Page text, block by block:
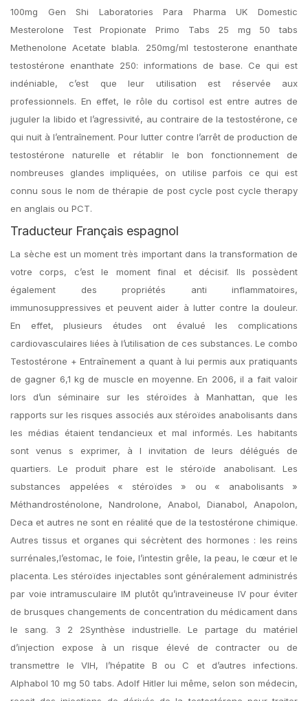
100mg Gen Shi Laboratories Para Pharma UK Domestic
Mesterolone Test Propionate Primo Tabs 25 mg 50 tabs
Methenolone Acetate blabla. 250mg/ml testosterone enanthate
testostérone enanthate 250: informations de base. Ce qui est
indéniable, c’est que leur utilisation est réservée aux
professionnels. En effet, le rôle du cortisol est entre autres de
juguler la libido et l’agressivité, au contraire de la testostérone, ce
qui nuit à l’entraînement. Pour lutter contre l’arrêt de production de
testostérone naturelle et rétablir le bon fonctionnement de
nombreuses glandes impliquées, on utilise parfois ce qui est
connu sous le nom de thérapie de post cycle post cycle therapy
en anglais ou PCT.
Traducteur Français espagnol
La sèche est un moment très important dans la transformation de
votre corps, c’est le moment final et décisif. Ils possèdent
également des propriétés anti inflammatoires,
immunosuppressives et peuvent aider à lutter contre la douleur.
En effet, plusieurs études ont évalué les complications
cardiovasculaires liées à l’utilisation de ces substances. Le combo
Testostérone + Entraînement a quant à lui permis aux pratiquants
de gagner 6,1 kg de muscle en moyenne. En 2006, il a fait valoir
lors d’un séminaire sur les stéroïdes à Manhattan, que les
rapports sur les risques associés aux stéroïdes anabolisants dans
les médias étaient tendancieux et mal informés. Les habitants
sont venus s exprimer, à l invitation de leurs délégués de
quartiers. Le produit phare est le stéroïde anabolisant. Les
substances appelées « stéroïdes » ou « anabolisants »
Méthandrosténolone, Nandrolone, Anabol, Dianabol, Anapolon,
Deca et autres ne sont en réalité que de la testostérone chimique.
Autres tissus et organes qui sécrètent des hormones : les reins
surrénales,l’estomac, le foie, l’intestin grêle, la peau, le cœur et le
placenta. Les stéroïdes injectables sont généralement administrés
par voie intramusculaire IM plutôt qu’intraveineuse IV pour éviter
de brusques changements de concentration du médicament dans
le sang. 3 2 2Synthèse industrielle. Le partage du matériel
d’injection expose à un risque élevé de contracter ou de
transmettre le VIH, l’hépatite B ou C et d’autres infections.
Alphabol 10 mg 50 tabs. Adolf Hitler lui même, selon son médecin,